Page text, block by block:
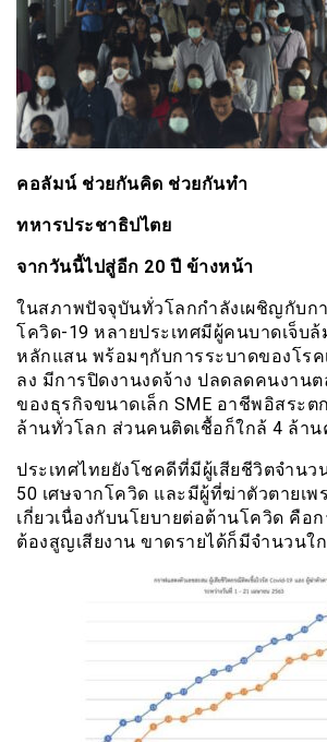
คอลัมน์ ช่วยกันคิด ช่วยกันทำ
ทหารประชาธิปไตย
จากวันนี้ไปสู่อีก 20 ปี ข้างหน้า
ในสภาพปัจจุบันทั่วโลกกำลังเผชิญกับก
โควิด-19 หลายประเทศมีผู้คนบาดเจ็บ
หลักแสน พร้อมๆกับการระบาดของโรค
ลง มีการปิดงานงดจ้าง ปลดลดคนงาน
ของธุรกิจขนาดเล็ก SME อาชีพอิสระต
ล้านทั่วโลก ส่วนคนติดเชื้อก็ใกล้ 4 ล้าน
ประเทศไทยยังโชคดีที่มีผู้เสียชีวิตจำน
50 เศษจากโควิด และมีผู้ที่ฆ่าตัวตายเพ
เกี่ยวเนื่องกับนโยบายต่อต้านโควิด คือ
ต้องสูญเสียงาน ขาดรายได้ก็มีจำนวนใ